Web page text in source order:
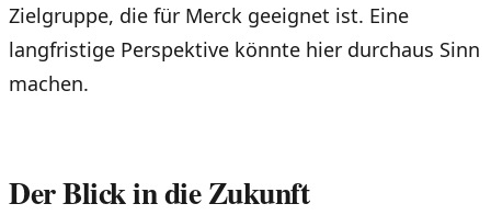
Zielgruppe, die für Merck geeignet ist. Eine
langfristige Perspektive könnte hier durchaus Sinn
machen.
Der Blick in die Zukunft